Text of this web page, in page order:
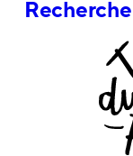
Recherche